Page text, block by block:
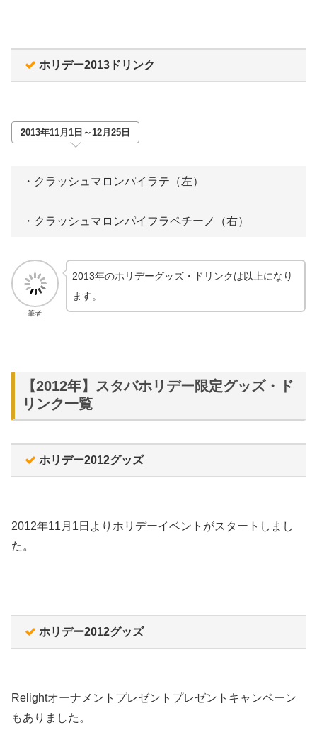
ホリデー2013ドリンク
2013年11月1日～12月25日
・クラッシュマロンパイラテ（左）
・クラッシュマロンパイフラペチーノ（右）
筆者
2013年のホリデーグッズ・ドリンクは以上になり
ます。
【2012年】スタバホリデー限定グッズ・ド
リンク一覧
ホリデー2012グッズ
2012年11月1日よりホリデーイベントがスタートしまし
た。
ホリデー2012グッズ
Relightオーナメントプレゼントプレゼントキャンペーン
もありました。